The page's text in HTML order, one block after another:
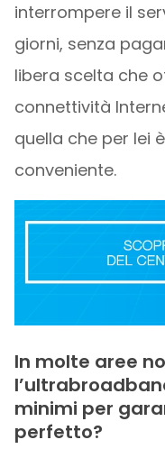
interrompere il
giorni, senza
libera scelta che
connettività
quella che per lei
conveniente.
In molte aree
minimi per
perfetto?